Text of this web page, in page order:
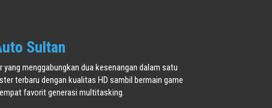
Sultan
menggabungkan dua kesenangan dalam satu
terbaru dengan kualitas HD sambil bermain game
favorit generasi multitasking.